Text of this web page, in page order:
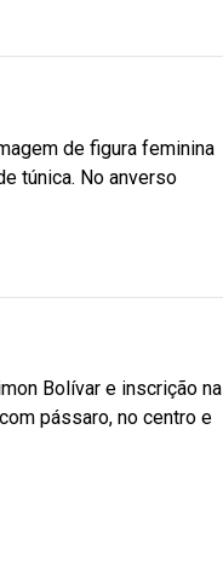
de figura feminina
túnica. No anverso
Bolívar e inscrição na
pássaro, no centro e